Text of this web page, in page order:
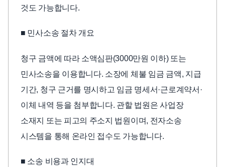
것도 가능합니다.
■ 민사소송 절차 개요
청구 금액에 따라 소액심판(3000만원 이하) 또는
민사소송을 이용합니다. 소장에 체불 임금 금액, 지급
기간, 청구 근거를 명시하고 임금 명세서·근로계약서·
이체 내역 등을 첨부합니다. 관할 법원은 사업장
소재지 또는 피고의 주소지 법원이며, 전자소송
시스템을 통해 온라인 접수도 가능합니다.
■ 소송 비용과 인지대